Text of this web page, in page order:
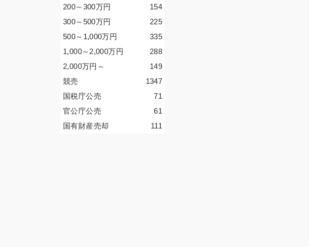
154
200～300万円
225
300～500万円
335
500～1,000万円
288
1,000～2,000万円
149
2,000万円 ～
1347
競売
71
国税庁公売
61
官公庁公売
111
国有財産売却